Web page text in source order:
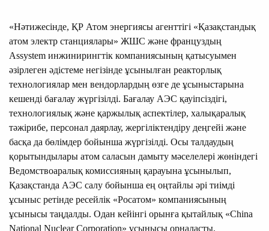
«Нәтижесінде, ҚР Атом энергиясы агенттігі «Қазақстандық
атом электр станциялары» ЖШС және француздың
Assystem инжинирингтік компаниясының қатысуымен
әзірлеген әдістеме негізінде ұсынылған реакторлық
технологиялар мен вендорлардың өзге де ұсыныстарына
кешенді бағалау жүргізілді. Бағалау АЭС қауіпсіздігі,
технологиялық және қаржылық аспектілер, халықаралық
тәжірибе, персонал даярлау, жергіліктендіру деңгейі және
басқа да бөлімдер бойынша жүргізілді. Осы талдаудың
қорытындылары атом саласын дамыту мәселелері жөніндегі
Ведомствоаралық комиссияның қарауына ұсынылып,
Қазақстанда АЭС салу бойынша ең оңтайлы әрі тиімді
ұсыныс ретінде ресейлік «Росатом» компаниясының
ұсынысы таңдалды. Одан кейінгі орынға қытайлық «China
National Nuclear Corporation» ұсынысы орналасты.